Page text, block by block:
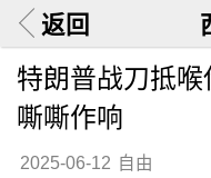
返回
特朗普战刀抵
嘶嘶作响
2025-06-12 自由